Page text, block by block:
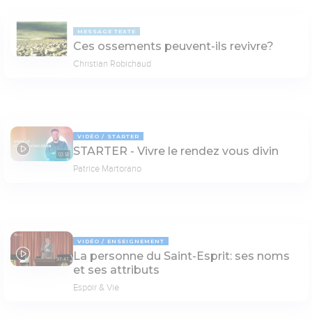
MESSAGE TEXTE
Ces ossements peuvent-ils revivre?
Christian Robichaud
03:13
VIDÉO STARTER
STARTER - Vivre le rendez vous divin
Patrice Martorano
37:47
VIDÉO ENSEIGNEMENT
La personne du Saint-Esprit: ses noms
et ses attributs
Espoir & Vie